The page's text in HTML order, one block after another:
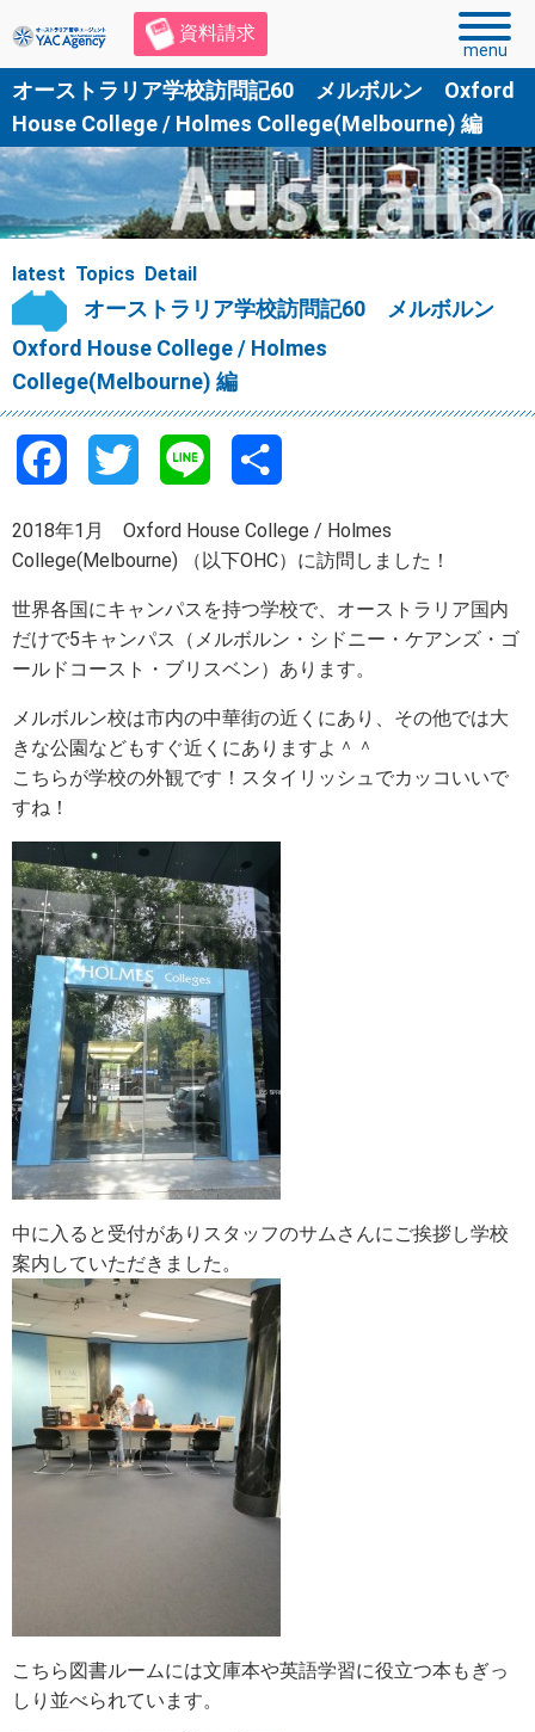
資料請求
menu
オーストラリア学校訪問記60 メルボルン Oxford
House College / Holmes College(Melbourne) 編
latest Topics Detail
オーストラリア学校訪問記60 メルボルン
Oxford House College / Holmes
College(Melbourne) 編
c
e
b
o
o
i
t
e
r
n
e
2018年1月 Oxford House College / Holmes
College(Melbourne) （以下OHC）に訪問しました！
世界各国にキャンパスを持つ学校で、オーストラリア国内
だけで5キャンパス（メルボルン・シドニー・ケアンズ・ゴ
ールドコースト・ブリスベン）あります。
メルボルン校は市内の中華街の近くにあり、その他では大
きな公園などもすぐ近くにありますよ＾＾
こちらが学校の外観です！スタイリッシュでカッコいいで
すね！
中に入ると受付がありスタッフのサムさんにご挨拶し学校
案内していただきました。
こちら図書ルームには文庫本や英語学習に役立つ本もぎっ
しり並べられています。